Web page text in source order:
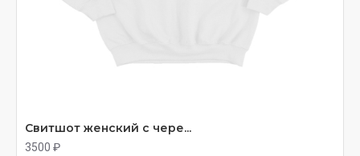
Свитшот женский с чере...
3500 ₽